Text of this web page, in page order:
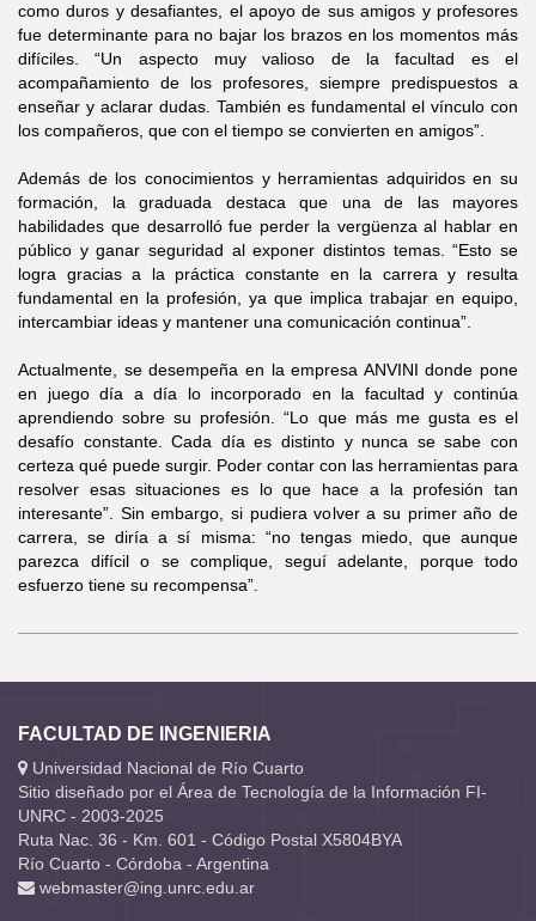
como duros y desafiantes, el apoyo de sus amigos y profesores
fue determinante para no bajar los brazos en los momentos más
difíciles. “Un aspecto muy valioso de la facultad es el
acompañamiento de los profesores, siempre predispuestos a
enseñar y aclarar dudas. También es fundamental el vínculo con
los compañeros, que con el tiempo se convierten en amigos”.
Además de los conocimientos y herramientas adquiridos en su
formación, la graduada destaca que una de las mayores
habilidades que desarrolló fue perder la vergüenza al hablar en
público y ganar seguridad al exponer distintos temas. “Esto se
logra gracias a la práctica constante en la carrera y resulta
fundamental en la profesión, ya que implica trabajar en equipo,
intercambiar ideas y mantener una comunicación continua”.
Actualmente, se desempeña en la empresa ANVINI donde pone
en juego día a día lo incorporado en la facultad y continúa
aprendiendo sobre su profesión. “Lo que más me gusta es el
desafío constante. Cada día es distinto y nunca se sabe con
certeza qué puede surgir. Poder contar con las herramientas para
resolver esas situaciones es lo que hace a la profesión tan
interesante”. Sin embargo, si pudiera volver a su primer año de
carrera, se diría a sí misma: “no tengas miedo, que aunque
parezca difícil o se complique, seguí adelante, porque todo
esfuerzo tiene su recompensa”.
FACULTAD DE INGENIERIA
Universidad Nacional de Río Cuarto
Sitio diseñado por el Área de Tecnología de la Información FI-
UNRC - 2003-2025
Ruta Nac. 36 - Km. 601 - Código Postal X5804BYA
Río Cuarto - Córdoba - Argentina
webmaster@ing.unrc.edu.ar